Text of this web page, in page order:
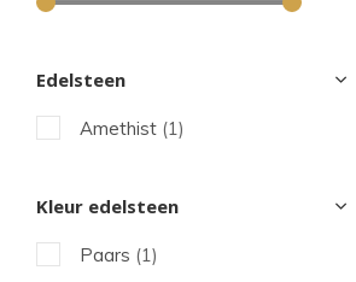
Edelsteen
Amethist (1)
Kleur edelsteen
Paars (1)